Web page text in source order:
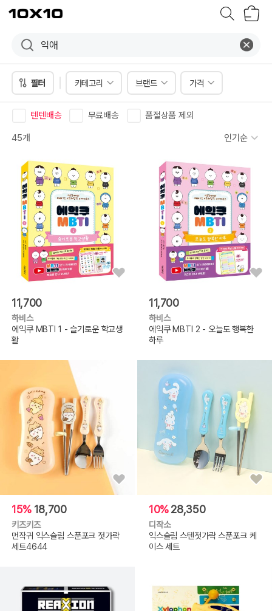
텐
바
필터 카테고리 브랜드 가격
텐텐배송 무료배송 품절상품 제외
45개 인기순
11,700
하비스
에익쿠 MBTI 1 - 슬기로운 학교생
활
11,700
하비스
에익쿠 MBTI 2 - 오늘도 행복한
하루
15% 18,700
키즈키즈
먼작귀 익스슬림 스푼포크 젓가락
세트4644
10%28,350
디작소
익스슬림 스텐젓가락 스푼포크 케
이스 세트